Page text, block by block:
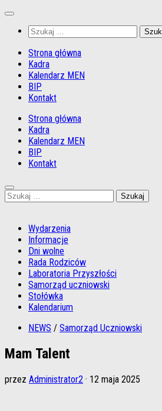
Przejdź
treści
Szukaj:
Strona główna
Kadra
Kalendarz MEN
BIP
Kontakt
Strona główna
Kadra
Kalendarz MEN
BIP
Kontakt
Szukaj:
Wydarzenia
Informacje
Dni wolne
Rada Rodziców
Laboratoria Przyszłości
Samorząd uczniowski
Stołówka
Kalendarium
NEWS / Samorząd Uczniowski
Mam Talent
przez Administrator2 · 12 maja 2025